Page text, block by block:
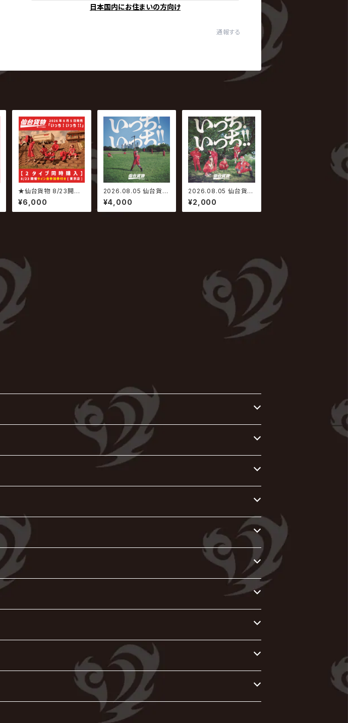
日本国内にお住まいの方向け
通報する
★仙台貨物 8/23開催
イベント専用商品★ 20
26.08.05 仙台貨物 /
いっち! いっち!! 【サイン
¥6,000
2026.08.05 仙台貨物
/ いっち! いっち!!【Typ
e-A】
¥4,000
2026.08.05 仙台貨物
/ いっち! いっち!!【Typ
e-B】
¥2,000